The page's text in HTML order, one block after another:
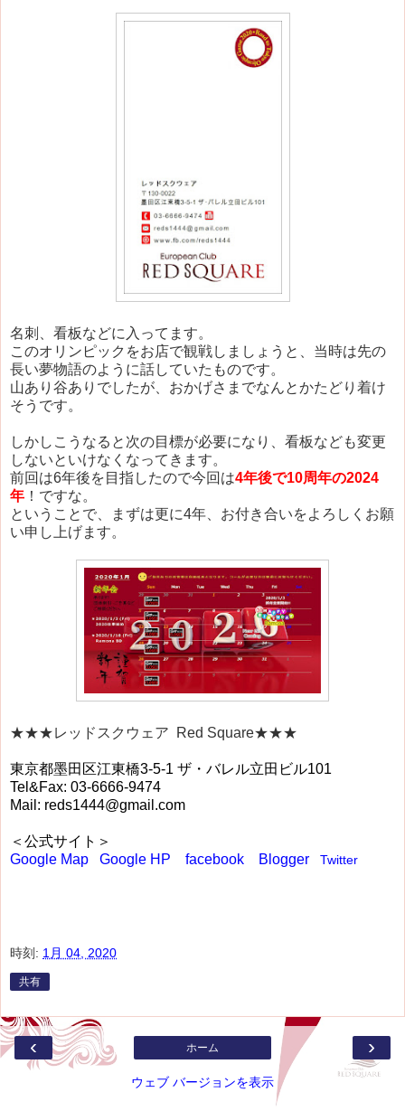
名刺、看板などに入ってます。
このオリンピックをお店で観戦しましょうと、当時は先の
長い夢物語のように話していたものです。
山あり谷ありでしたが、おかげさまでなんとかたどり着け
そうです。
しかしこうなると次の目標が必要になり、看板なども変更
しないといけなくなってきます。
前回は6年後を目指したので今回は4年後で10周年の2024
年 ！ですな。
ということで、まずは更に4年、お付き合いをよろしくお願
い申し上げます。
★★★レッドスクウェア Red Square★★★
東京都墨田区江東橋3-5-1 ザ・バレル立田ビル101
Tel&Fax: 03-6666-9474
Mail: reds1444@gmail.com
＜公式サイト＞
Google Map
Google HP facebook Blogger Twitter
時刻: 1月 04, 2020
共有
‹ ›
ホーム
ウェブ バージョンを表示